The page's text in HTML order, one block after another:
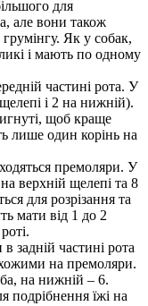
для
але вони також
Як у собак,
і мають по одному
частині рота. У
і 2 на нижній).
щоб краще
лише один корінь на
премоляри. У
верхній щелепі та 8
для розрізання та
мати від 1 до 2
задній частині рота
на премоляри.
на нижній – 6.
подрібнення їжі на